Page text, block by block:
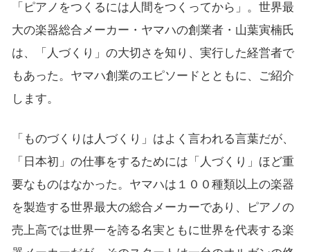
「ピアノをつくるには人間をつくってから」。世界最
大の楽器総合メーカー・ヤマハの創業者・山葉寅楠氏
は、「人づくり」の大切さを知り、実行した経営者で
もあった。ヤマハ創業のエピソードとともに、ご紹介
します。
「ものづくりは人づくり」はよく言われる言葉だが、
「日本初」の仕事をするためには「人づくり」ほど重
要なものはなかった。ヤマハは１００種類以上の楽器
を製造する世界最大の総合メーカーであり、ピアノの
売上高では世界一を誇る名実ともに世界を代表する楽